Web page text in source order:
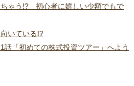
ゃう!? 初心者に嬉しい少額でもで
いている!?
話「初めての株式投資ツアー」へよう